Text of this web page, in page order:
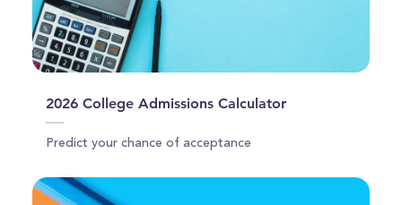
2026 College Admissions Calculator
Predict your chance of acceptance